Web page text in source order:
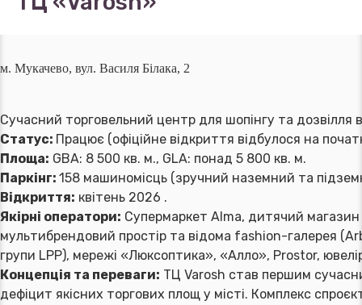
м. Мукачево, вул. Василя Білака, 2
Сучасний торговельний центр для шопінгу та дозвілля
Статус: Працює (офіційне відкриття відбулося на
Площа: GBA: 8 500 кв. м., GLA: понад 5 800 кв. м.
Паркінг: 158 машиномісць (зручний наземний та
Відкриття: квітень 2026 .
Якірні оператори: Супермаркет Alma, дитячий
мультибрендовий простір та відома fashion-галерея
групи LPP), мережі «Люксоптика», «Алло», Prostor,
Концепція та переваги: ТЦ Varosh став першим
дефіцит якісних торгових площ у місті. Комплекс